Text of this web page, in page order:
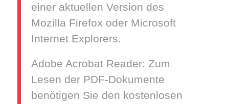
einer aktuellen Version des
Mozilla Firefox oder Microsoft
Internet Explorers.
Adobe Acrobat Reader: Zum
Lesen der PDF-Dokumente
benötigen Sie den kostenlosen